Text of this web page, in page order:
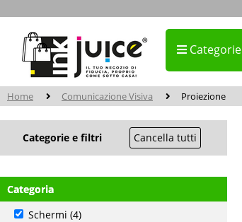
Categorie
Home Comunicazione Visiva Proiezione
Categorie e filtri Cancella tutti
Categoria
Schermi (4)